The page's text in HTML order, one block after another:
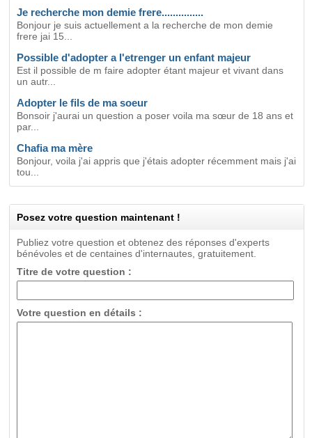
Je recherche mon demie frere...............
Bonjour je suis actuellement a la recherche de mon demie
frere jai 15...
Possible d'adopter a l'etrenger un enfant majeur
Est il possible de m faire adopter étant majeur et vivant dans
un autr...
Adopter le fils de ma soeur
Bonsoir j'aurai un question a poser voila ma sœur de 18 ans et
par...
Chafia ma mère
Bonjour, voila j'ai appris que j'étais adopter récemment mais j'ai
tou...
Posez votre question maintenant !
Publiez votre question et obtenez des réponses d'experts
bénévoles et de centaines d'internautes, gratuitement.
Titre de votre question :
Votre question en détails :